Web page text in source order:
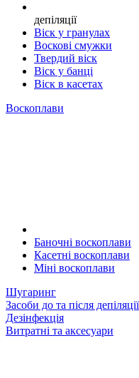
депіляції
Віск у гранулах
Воскові смужки
Твердий віск
Віск у банці
Віск в касетах
Воскоплави
Баночні воскоплави
Касетні воскоплави
Міні воскоплави
Шугаринг
Засоби до та після депіляції
Дезінфекція
Витратні та аксесуари